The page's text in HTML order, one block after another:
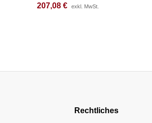
207,08 € exkl. MwSt.
207,08 € exkl. MwSt.
Rechtliches